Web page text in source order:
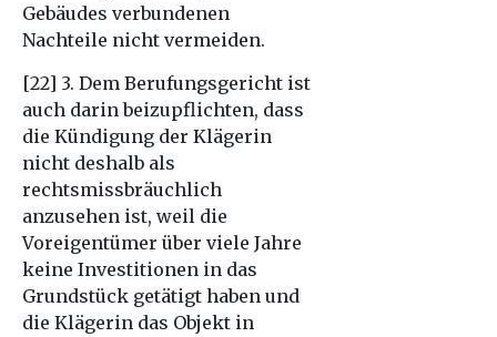
Gebäudes verbundenen
Nachteile nicht vermeiden.
[22] 3. Dem Berufungsgericht ist
auch darin beizupflichten, dass
die Kündigung der Klägerin
nicht deshalb als
rechtsmissbräuchlich
anzusehen ist, weil die
Voreigentümer über viele Jahre
keine Investitionen in das
Grundstück getätigt haben und
die Klägerin das Objekt in